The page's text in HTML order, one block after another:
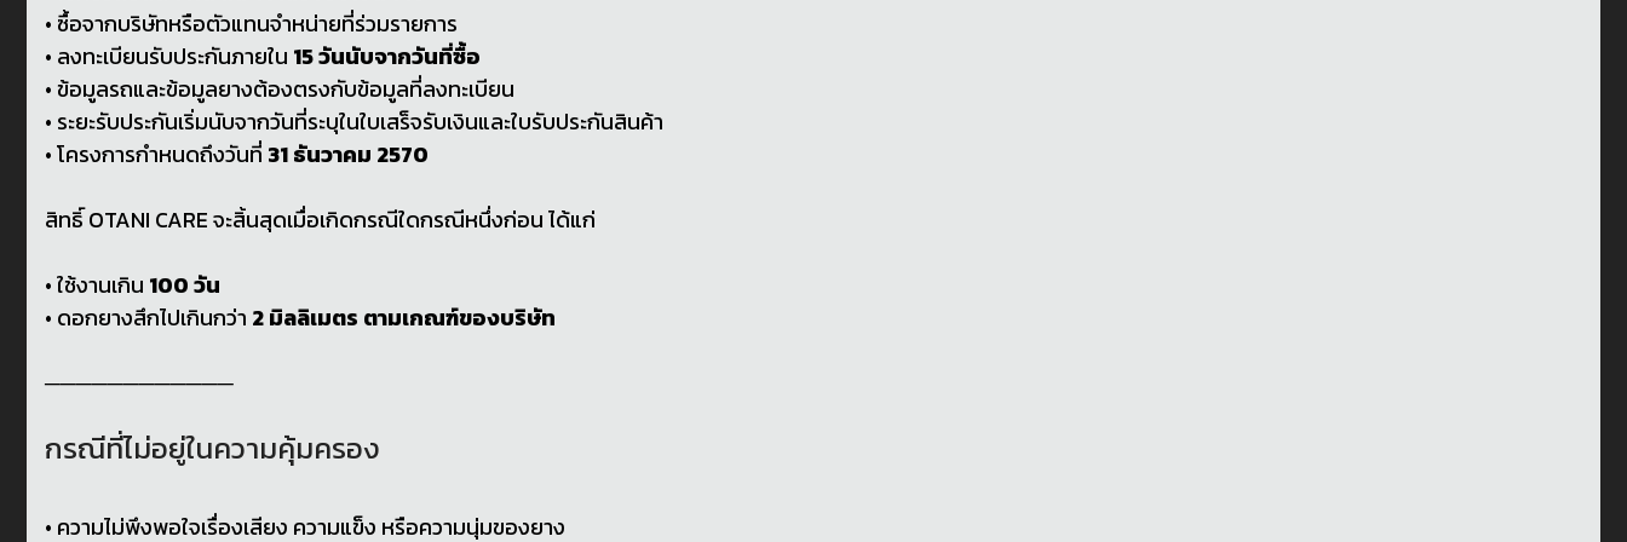
• ซื้อจากบริษัทหรือตัวแทนจำหน่ายที่ร่วมรายการ
• ลงทะเบียนรับประกันภายใน 15 วันนับจากวันที่ซื้อ
• ข้อมูลรถและข้อมูลยางต้องตรงกับข้อมูลที่ลงทะเบียน
• ระยะรับประกันเริ่มนับจากวันที่ระบุในใบเสร็จรับเงินและใบรับประกันสินค้า
• โครงการกำหนดถึงวันที่ 31 ธันวาคม 2570
สิทธิ์ OTANI CARE จะสิ้นสุดเมื่อเกิดกรณีใดกรณีหนึ่งก่อน ได้แก่
• ใช้งานเกิน 100 วัน
• ดอกยางสึกไปเกินกว่า 2 มิลลิเมตร ตามเกณฑ์ของบริษัท
────────────
กรณีที่ไม่อยู่ในความคุ้มครอง
• ความไม่พึงพอใจเรื่องเสียง ความแข็ง หรือความนุ่มของยาง